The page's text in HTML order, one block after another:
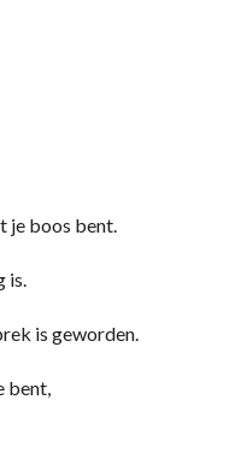
je boos bent.
is geworden.
bent,